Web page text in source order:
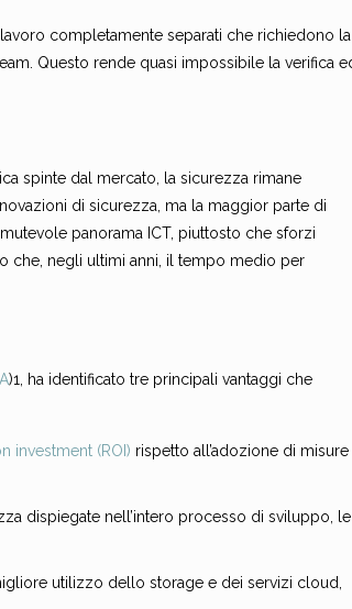
completamente separati che richiedono la
Questo rende quasi impossibile la verifica
spinte dal mercato, la sicurezza rimane
di sicurezza, ma la maggior parte di
panorama ICT, piuttosto che sforzi
che, negli ultimi anni, il tempo medio per
)1, ha identificato tre principali vantaggi che
investment (ROI) rispetto all’adozione di misure
dispiegate nell’intero processo di sviluppo, le
utilizzo dello storage e dei servizi cloud,